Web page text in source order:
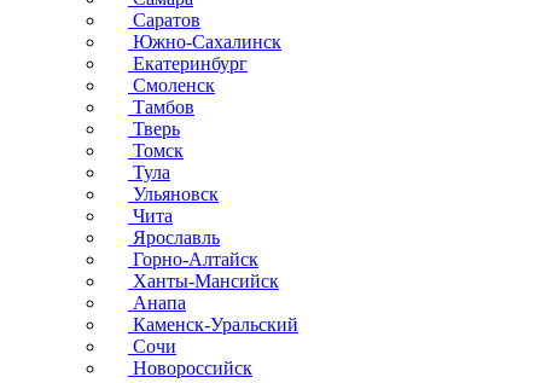
Саратов
Южно-Сахалинск
Екатеринбург
Смоленск
Тамбов
Тверь
Томск
Тула
Ульяновск
Чита
Ярославль
Горно-Алтайск
Ханты-Мансийск
Анапа
Каменск-Уральский
Сочи
Новороссийск